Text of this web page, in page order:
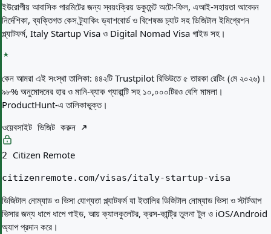
দেশ তুলনা
ভিসা তুলনা
ইউরোপীয় আবাসিক পারমিটের জন্য স্বয়ংক্রিয় ডকুমেন্ট অটো-ফিল, এআই-সহায়তা আবেদন
নির্দেশিকা, ব্যক্তিগত কেস ট্র্যাকিং ড্যাশবোর্ড ও বিশেষজ্ঞ চ্যাট সহ ডিজিটাল ইমিগ্রেশন
প্ল্যাটফর্ম, Italy Startup Visa ও Digital Nomad Visa গাইড সহ।
কেন আমরা এই সংস্থা তালিকা: ৪৪২টি Trustpilot রিভিউতে ৫ তারকা রেটিং (মে ২০২৬)।
৯৮% অনুমোদনের হার ও মানি-ব্যাক গ্যারান্টি সহ ১০,০০০টিরও বেশি মামলা।
ProductHunt-এ তালিকাভুক্ত।
ওয়েবসাইট ভিজিট করুন
2 Citizen Remote
citizenremote.com/visas/italy-startup-visa
ডিজিটাল নোম্যাড ও ভিসা যোগ্যতা প্ল্যাটফর্ম যা ইতালির ডিজিটাল নোম্যাড ভিসা ও স্টার্টআপ
ভিসার জন্য ধাপে ধাপে গাইড, আয় ক্যালকুলেটর, ক্রস-কান্ট্রি তুলনা টুল ও iOS/Android
অ্যাপ প্রদান করে।